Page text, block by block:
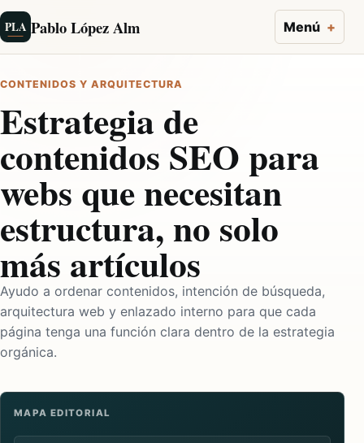
PLA Pablo López Alm Menú
CONTENIDOS Y ARQUITECTURA
Estrategia de
contenidos SEO para
webs que necesitan
estructura, no solo
más artículos
Ayudo a ordenar contenidos, intención de búsqueda,
arquitectura web y enlazado interno para que cada
página tenga una función clara dentro de la estrategia
orgánica.
MAPA EDITORIAL